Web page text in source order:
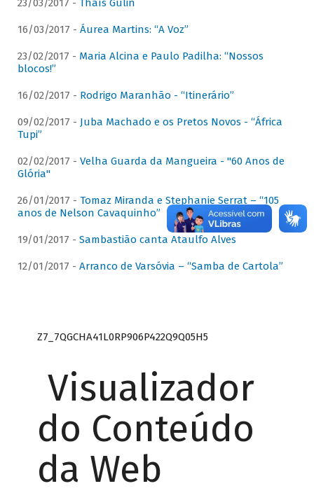
23/03/2017 - Thaís Gulin
16/03/2017 - Áurea Martins: “A Voz”
23/02/2017 - Maria Alcina e Paulo Padilha: “Nossos
blocos!”
16/02/2017 - Rodrigo Maranhão - “Itinerário”
09/02/2017 - Juba Machado e os Pretos Novos - “África
Tupi”
02/02/2017 - Velha Guarda da Mangueira - "60 Anos de
Glória"
26/01/2017 - Tomaz Miranda e Stephanie Serrat – “105
anos de Nelson Cavaquinho”
19/01/2017 - Sambastião canta Ataulfo Alves
12/01/2017 - Arranco de Varsóvia – “Samba de Cartola”
Z7_7QGCHA41L0RP906P422Q9Q05H5
Visualizador
do Conteúdo
da Web